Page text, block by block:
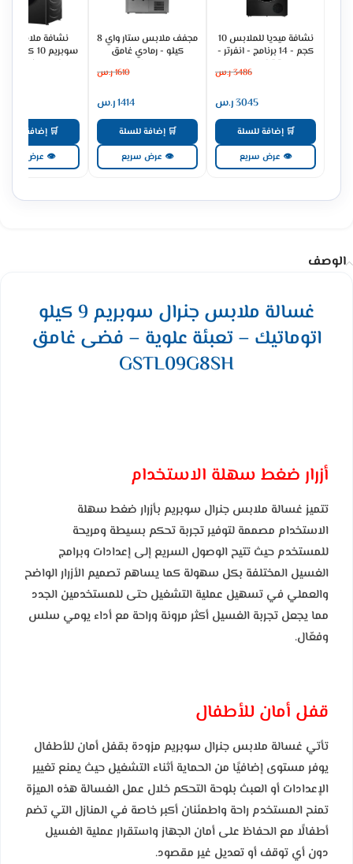
نشافة ميديا للملابس 10
كجم - 14 برنامج - انفرتر -
تيتانيوم
MD200H100WDB/T-SA
3486ر.س
3045ر.س
🛒 إضافة للسلة
👁 عرض سريع
مجفف ملابس ستار واي 8
كيلو - رمادي غامق
SW8DRHP
1610ر.س
1414ر.س
🛒 إضافة للسلة
👁 عرض سريع
نشافة ملابس
برنامج - فضى
🛒 إضافة للسلة
👁 عرض سريع
الوصف
غسالة ملابس جنرال سوبريم 9 كيلو
اتوماتيك – تعبئة علوية – فضى غامق
GSTL09G8SH
أزرار ضغط سهلة الاستخدام
تتميز غسالة ملابس جنرال سوبريم بأزرار ضغط سهلة
الاستخدام مصممة لتوفير تجربة تحكم بسيطة ومريحة
للمستخدم حيث تتيح الوصول السريع إلى إعدادات وبرامج
الغسيل المختلفة بكل سهولة كما يساهم تصميم الأزرار الواضح
والعملي في تسهيل عملية التشغيل حتى للمستخدمين الجدد
مما يجعل تجربة الغسيل أكثر مرونة وراحة مع أداء يومي سلس
وفعّال.
قفل أمان للأطفال
تأتي غسالة ملابس جنرال سوبريم مزودة بقفل أمان للأطفال
يوفر مستوى إضافيًا من الحماية أثناء التشغيل حيث يمنع تغيير
الإعدادات أو العبث بلوحة التحكم خلال عمل الغسالة هذه الميزة
تمنح المستخدم راحة واطمئنان أكبر خاصة في المنازل التي تضم
أطفالًا مع الحفاظ على أمان الجهاز واستقرار عملية الغسيل
دون أي توقف أو تعديل غير مقصود.